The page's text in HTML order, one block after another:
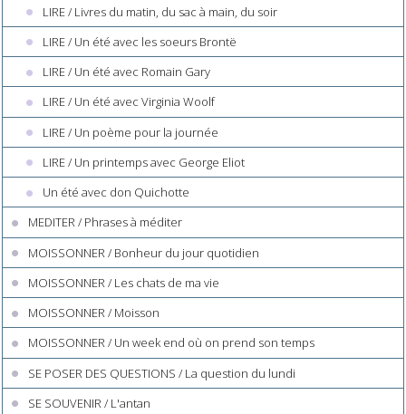
LIRE / Livres du matin, du sac à main, du soir
LIRE / Un été avec les soeurs Brontë
LIRE / Un été avec Romain Gary
LIRE / Un été avec Virginia Woolf
LIRE / Un poème pour la journée
LIRE / Un printemps avec George Eliot
Un été avec don Quichotte
MEDITER / Phrases à méditer
MOISSONNER / Bonheur du jour quotidien
MOISSONNER / Les chats de ma vie
MOISSONNER / Moisson
MOISSONNER / Un week end où on prend son temps
SE POSER DES QUESTIONS / La question du lundi
SE SOUVENIR / L'antan